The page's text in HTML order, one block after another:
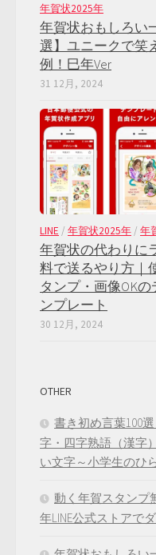
年賀状2025年
年賀状おもしろい
選】ユニークで笑
例！巳年Ver
31 12月, 2024
LINE / 年賀状2025年 / 年
年賀状の代わりに
料で送るやり方｜
タンプ・画像OK
ンプレート
30 12月, 2024
OTHER
書き初め言葉100
字・四字熟語（漢字
い文字～小学生のひ
動く年賀スタンプ
年LINE公式ストアで